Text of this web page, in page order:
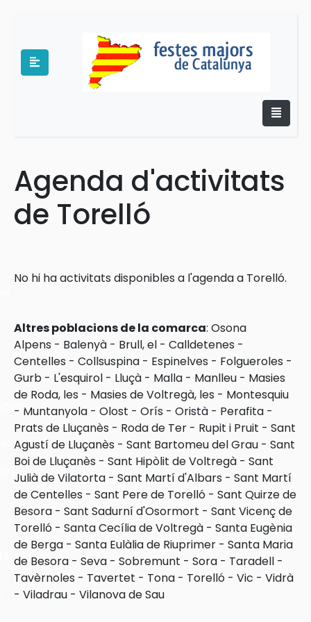
Agenda d'activitats
de Torelló
No hi ha activitats disponibles a l'agenda a Torelló.
Altres poblacions de la comarca: Osona
Alpens - Balenyà - Brull, el - Calldetenes -
Centelles - Collsuspina - Espinelves - Folgueroles -
Gurb - L'esquirol - Lluçà - Malla - Manlleu - Masies
de Roda, les - Masies de Voltregà, les - Montesquiu
- Muntanyola - Olost - Orís - Oristà - Perafita -
Prats de Lluçanès - Roda de Ter - Rupit i Pruit - Sant
Agustí de Lluçanès - Sant Bartomeu del Grau - Sant
Boi de Lluçanès - Sant Hipòlit de Voltregà - Sant
Julià de Vilatorta - Sant Martí d'Albars - Sant Martí
de Centelles - Sant Pere de Torelló - Sant Quirze de
Besora - Sant Sadurní d'Osormort - Sant Vicenç de
Torelló - Santa Cecília de Voltregà - Santa Eugènia
de Berga - Santa Eulàlia de Riuprimer - Santa Maria
de Besora - Seva - Sobremunt - Sora - Taradell -
Tavèrnoles - Tavertet - Tona - Torelló - Vic - Vidrà
- Viladrau - Vilanova de Sau